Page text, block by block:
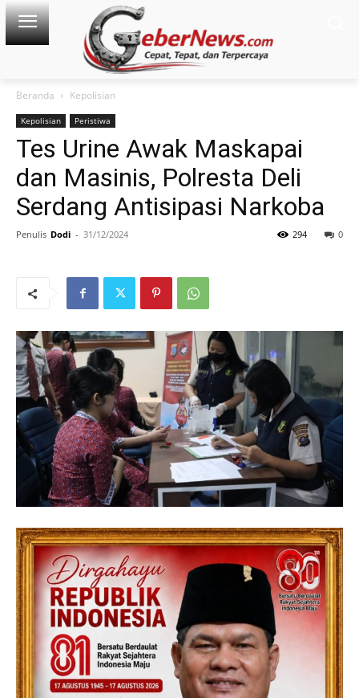
Beranda Kepolisian
Kepolisian Peristiwa
Tes Urine Awak Maskapai
dan Masinis, Polresta Deli
Serdang Antisipasi Narkoba
Penulis Dodi - 31/12/2024 0
294